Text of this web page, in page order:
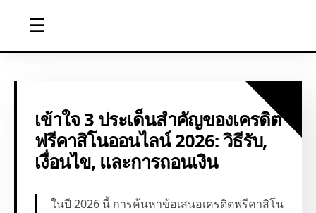
☰
เข้าใจ 3 ประเด็นสำคัญของเครดิต
ฟรีคาสิโนออนไลน์ 2026: วิธีรับ,
เงื่อนไข, และการถอนเงิน
ในปี 2026 นี้ การค้นหาข้อเสนอเครดิตฟรีคาสิโน